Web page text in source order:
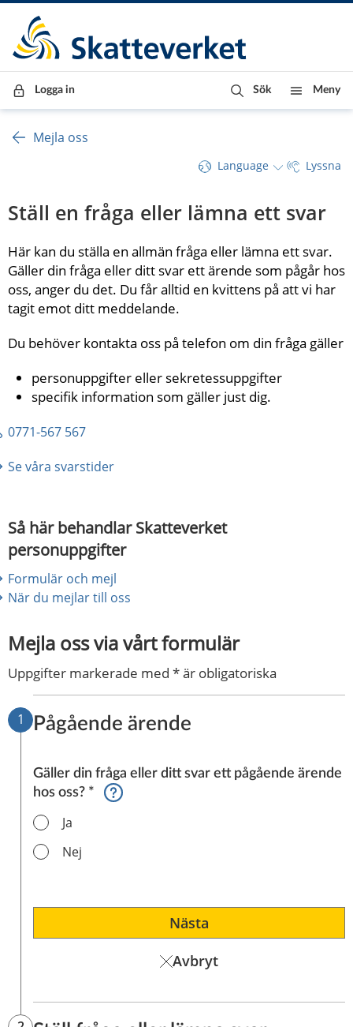
Till innehåll
Till navigationen
Till chattrobot
Logga in Sök Meny
Mejla oss
Language Lyssna
Ställ en fråga eller lämna ett svar
Här kan du ställa en allmän fråga eller lämna ett svar.
Gäller din fråga eller ditt svar ett ärende som pågår hos
oss, anger du det. Du får alltid en kvittens på att vi har
tagit emot ditt meddelande.
Du behöver kontakta oss på telefon om din fråga gäller
personuppgifter eller sekretessuppgifter
specifik information som gäller just dig.
0771-567 567
Se våra svarstider
Så här behandlar Skatteverket
personuppgifter
Formulär och mejl
När du mejlar till oss
Mejla oss via vårt formulär
Uppgifter markerade med * är obligatoriska